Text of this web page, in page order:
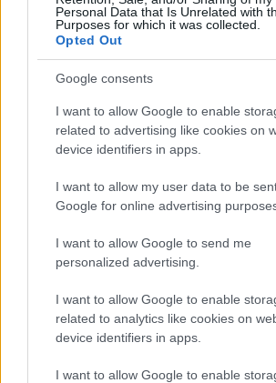
Personal Data that Is Unrelated with
Purposes for which it was collected.
Opted Out
Google consents
I want to allow Google to enable
related to advertising like cookies on
device identifiers in apps.
I want to allow my user data to be
Google for online advertising
I want to allow Google to send me
personalized advertising.
I want to allow Google to enable
related to analytics like cookies on
device identifiers in apps.
I want to allow Google to enable
találkozhatunk itt.A képeken pedig
is szerepel, mi több, a róla készült
kiállítás legtöbb promóciós anyagán.